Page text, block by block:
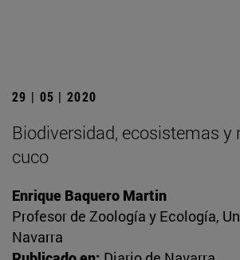
29 | 05 | 2020
Biodiversidad, ecosistemas y
cuco
Enrique Baquero Martin
Profesor de Zoología y Ecología,
Navarra